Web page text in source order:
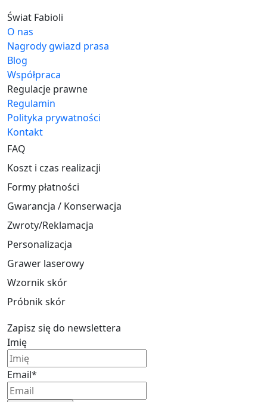
Świat Fabioli
O nas
Nagrody gwiazd prasa
Blog
Współpraca
Regulacje prawne
Regulamin
Polityka prywatności
Kontakt
FAQ
Koszt i czas realizacji
Formy płatności
Gwarancja / Konserwacja
Zwroty/Reklamacja
Personalizacja
Grawer laserowy
Wzornik skór
Próbnik skór
Zapisz się do newslettera
Imię
Email*